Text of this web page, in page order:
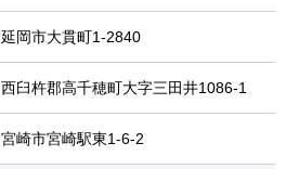
延岡市大貫町1-2840
西臼杵郡高千穂町大字三田井1086-1
宮崎市宮崎駅東1-6-2